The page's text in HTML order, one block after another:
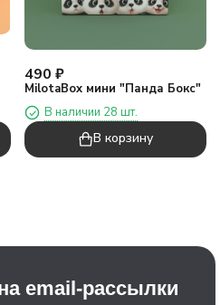
490 ₽
MilotaBox мини "Панда Бокс"
В наличии 28 шт.
В корзину
email-рассылки